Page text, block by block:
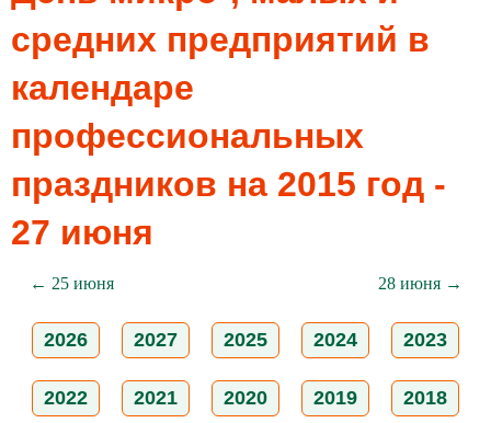
средних предприятий в
календаре
профессиональных
праздников на 2015 год -
27 июня
← 25 июня 28 июня →
2026 2027 2025 2024 2023
2022 2021 2020 2019 2018